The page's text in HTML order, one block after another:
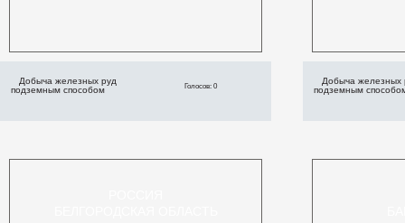
Добыча железных руд
подземным способом
Голосов: 0
Добыча железных
подземным